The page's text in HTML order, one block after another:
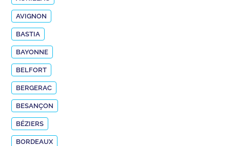
AVIGNON
BASTIA
BAYONNE
BELFORT
BERGERAC
BESANÇON
BÉZIERS
BORDEAUX